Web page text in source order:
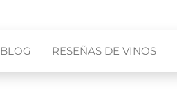
BLOG RESEÑAS DE VINOS